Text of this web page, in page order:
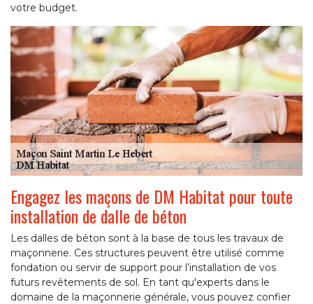
votre budget.
Engagez les maçons de DM Habitat pour toute
installation de dalle de béton
Les dalles de béton sont à la base de tous les travaux de
maçonnerie. Ces structures peuvent être utilisé comme
fondation ou servir de support pour l’installation de vos
futurs revêtements de sol. En tant qu'experts dans le
domaine de la maçonnerie générale, vous pouvez confier